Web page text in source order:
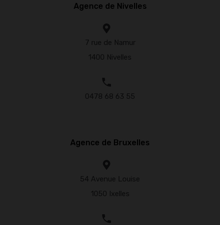
Agence de Nivelles
7 rue de Namur
1400 Nivelles
0478 68 63 55
Agence de Bruxelles
54 Avenue Louise
1050 Ixelles